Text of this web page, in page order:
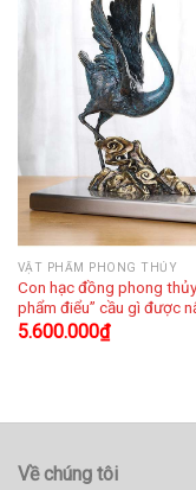
VẬT PHẨM PHONG THỦY
Con hạc đồng phong
phẩm điểu” cầu gì được
5.600.000₫
Về chúng tôi